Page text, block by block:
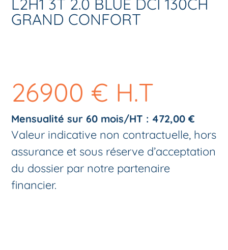
L2H1 3T 2.0 BLUE DCI 130CH
GRAND CONFORT
26900 € H.T
Mensualité sur 60 mois/HT : 472,00 €
Valeur indicative non contractuelle, hors
assurance et sous réserve d’acceptation
du dossier par notre partenaire
financier.